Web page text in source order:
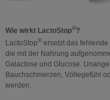
Wie wirkt LactoStop®?
LactoStop®ersetzt das fehlende
die mit der Nahrung
Galactose und Glucose.
Bauchschmerzen, Völlegefühl
werden.